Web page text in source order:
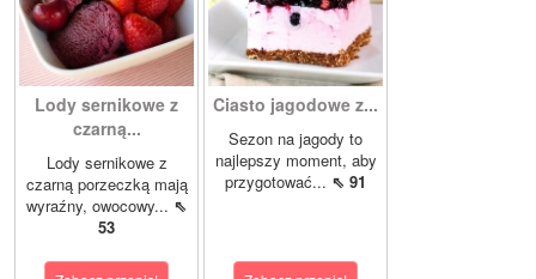
Lody sernikowe z
czarną...
Lody sernikowe z
czarną porzeczką mają
wyraźny, owocowy... ⇖
53
Ciasto jagodowe z...
Sezon na jagody to
najlepszy moment, aby
przygotować... ⇖ 91